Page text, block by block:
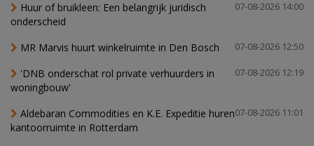
07-08-2026 14:00
Huur of bruikleen: Een belangrijk juridisch
onderscheid
07-08-2026 12:50
MR Marvis huurt winkelruimte in Den Bosch
07-08-2026 12:19
'DNB onderschat rol private verhuurders in
woningbouw'
07-08-2026 11:01
Aldebaran Commodities en K.E. Expeditie huren
kantoorruimte in Rotterdam